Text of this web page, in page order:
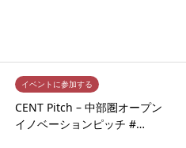
イベントに参加する
CENT Pitch – 中部圏オープン
イノベーションピッチ #…